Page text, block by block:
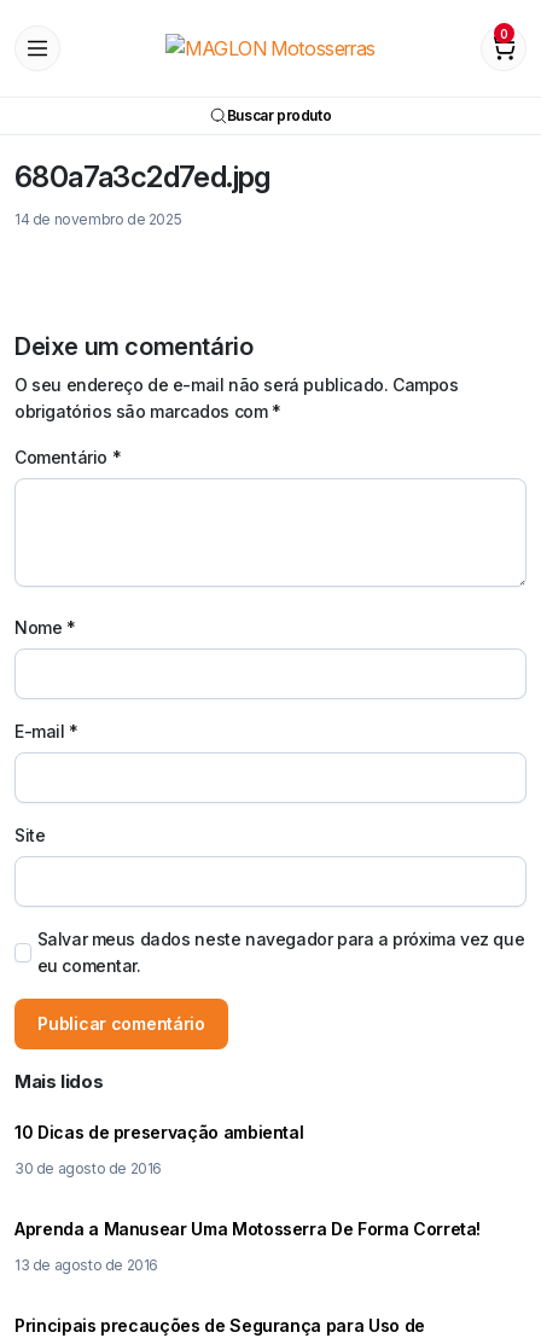
0
Buscar produto
680a7a3c2d7ed.jpg
14 de novembro de 2025
Deixe um comentário
O seu endereço de e-mail não será publicado. Campos
obrigatórios são marcados com *
Comentário *
Nome *
E-mail *
Site
Salvar meus dados neste navegador para a próxima vez que
eu comentar.
Mais lidos
10 Dicas de preservação ambiental
30 de agosto de 2016
Aprenda a Manusear Uma Motosserra De Forma Correta!
13 de agosto de 2016
Principais precauções de Segurança para Uso de